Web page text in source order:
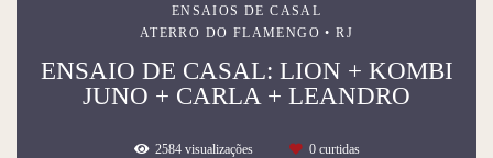
ENSAIOS DE CASAL
ATERRO DO FLAMENGO • RJ
ENSAIO DE CASAL: LION + KOMBI
JUNO + CARLA + LEANDRO
2584visualizações 0curtidas